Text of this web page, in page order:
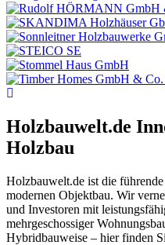
Holzbauwelt.de
Holzbau
Holzbauwelt.de ist die
modernen Objektbau. Wir
und Investoren mit
mehrgeschossiger
Hybridbauweise – hier finden